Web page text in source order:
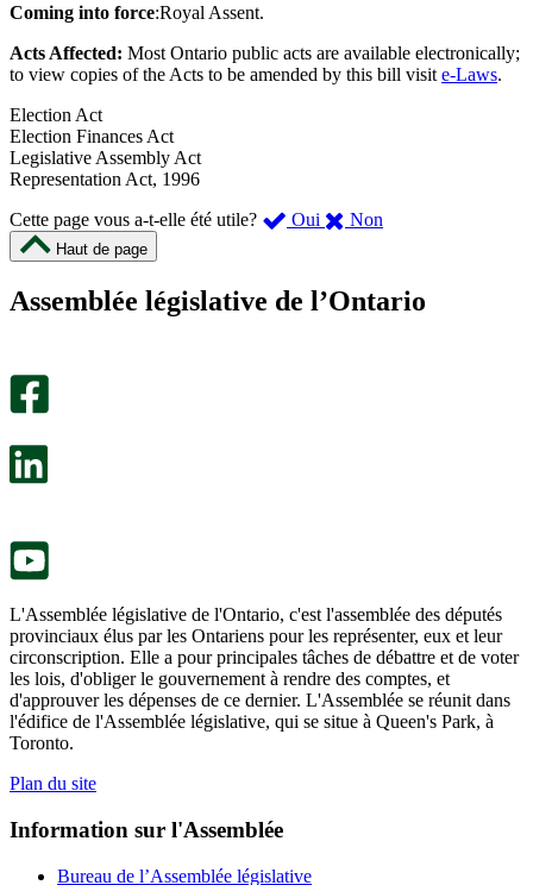
Coming into force:Royal Assent.
Acts Affected: Most Ontario public acts are available electronically;
to view copies of the Acts to be amended by this bill visite-Laws.
Election Act
Election Finances Act
Legislative Assembly Act
Representation Act, 1996
Cette page vous a-t-elle été utile?
Oui ,
été
Non
m’a
Haut de page
Assemblée législative de l’Ontario
L'Assemblée législative de l'Ontario, c'est l'assemblée des députés
provinciaux élus par les Ontariens pour les représenter, eux et leur
circonscription. Elle a pour principales tâches de débattre et de voter
les lois, d'obliger le gouvernement à rendre des comptes, et
d'approuver les dépenses de ce dernier. L'Assemblée se réunit dans
l'édifice de l'Assemblée législative, qui se situe à Queen's Park, à
Toronto.
Plan du site
Information sur l'Assemblée
Bureau de l’Assemblée législative